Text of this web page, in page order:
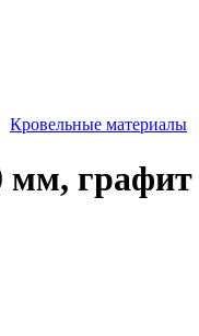
Кровельные материалы
мм, графит